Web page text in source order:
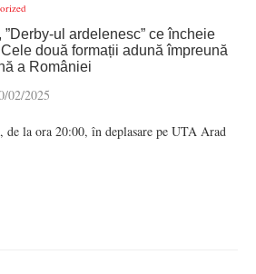
ul ardelenesc” ce încheie
două formații adună împreună
a României
02/2025
de la ora 20:00, în deplasare pe UTA Arad